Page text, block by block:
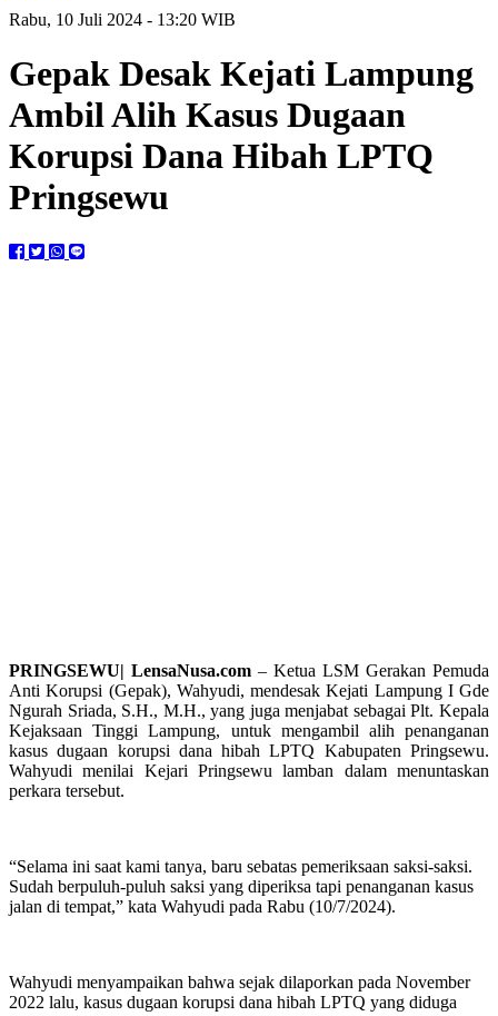
Rabu, 10 Juli 2024 - 13:20 WIB
Gepak Desak Kejati Lampung
Ambil Alih Kasus Dugaan
Korupsi Dana Hibah LPTQ
Pringsewu
PRINGSEWU| LensaNusa.com – Ketua LSM Gerakan Pemuda
Anti Korupsi (Gepak), Wahyudi, mendesak Kejati Lampung I Gde
Ngurah Sriada, S.H., M.H., yang juga menjabat sebagai Plt. Kepala
Kejaksaan Tinggi Lampung, untuk mengambil alih penanganan
kasus dugaan korupsi dana hibah LPTQ Kabupaten Pringsewu.
Wahyudi menilai Kejari Pringsewu lamban dalam menuntaskan
perkara tersebut.
“Selama ini saat kami tanya, baru sebatas pemeriksaan saksi-saksi.
Sudah berpuluh-puluh saksi yang diperiksa tapi penanganan kasus
jalan di tempat,” kata Wahyudi pada Rabu (10/7/2024).
Wahyudi menyampaikan bahwa sejak dilaporkan pada November
2022 lalu, kasus dugaan korupsi dana hibah LPTQ yang diduga